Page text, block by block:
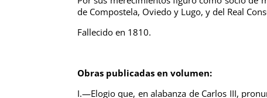
de Compostela, Oviedo y Lugo, y del Real
Fallecido en 1810.
Obras publicadas en volumen:
I.—Elogio que, en alabanza de Carlos III,